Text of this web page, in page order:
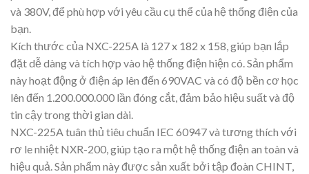
và 380V, để phù hợp với yêu cầu cụ thể của hệ thống điện của
bạn.
Kích thước của NXC-225A là 127 x 182 x 158, giúp bạn lắp
đặt dễ dàng và tích hợp vào hệ thống điện hiện có. Sản phẩm
này hoạt động ở điện áp lên đến 690VAC và có độ bền cơ học
lên đến 1.200.000.000 lần đóng cắt, đảm bảo hiệu suất và độ
tin cậy trong thời gian dài.
NXC-225A tuân thủ tiêu chuẩn IEC 60947 và tương thích với
rơ le nhiệt NXR-200, giúp tạo ra một hệ thống điện an toàn và
hiệu quả. Sản phẩm này được sản xuất bởi tập đoàn CHINT,